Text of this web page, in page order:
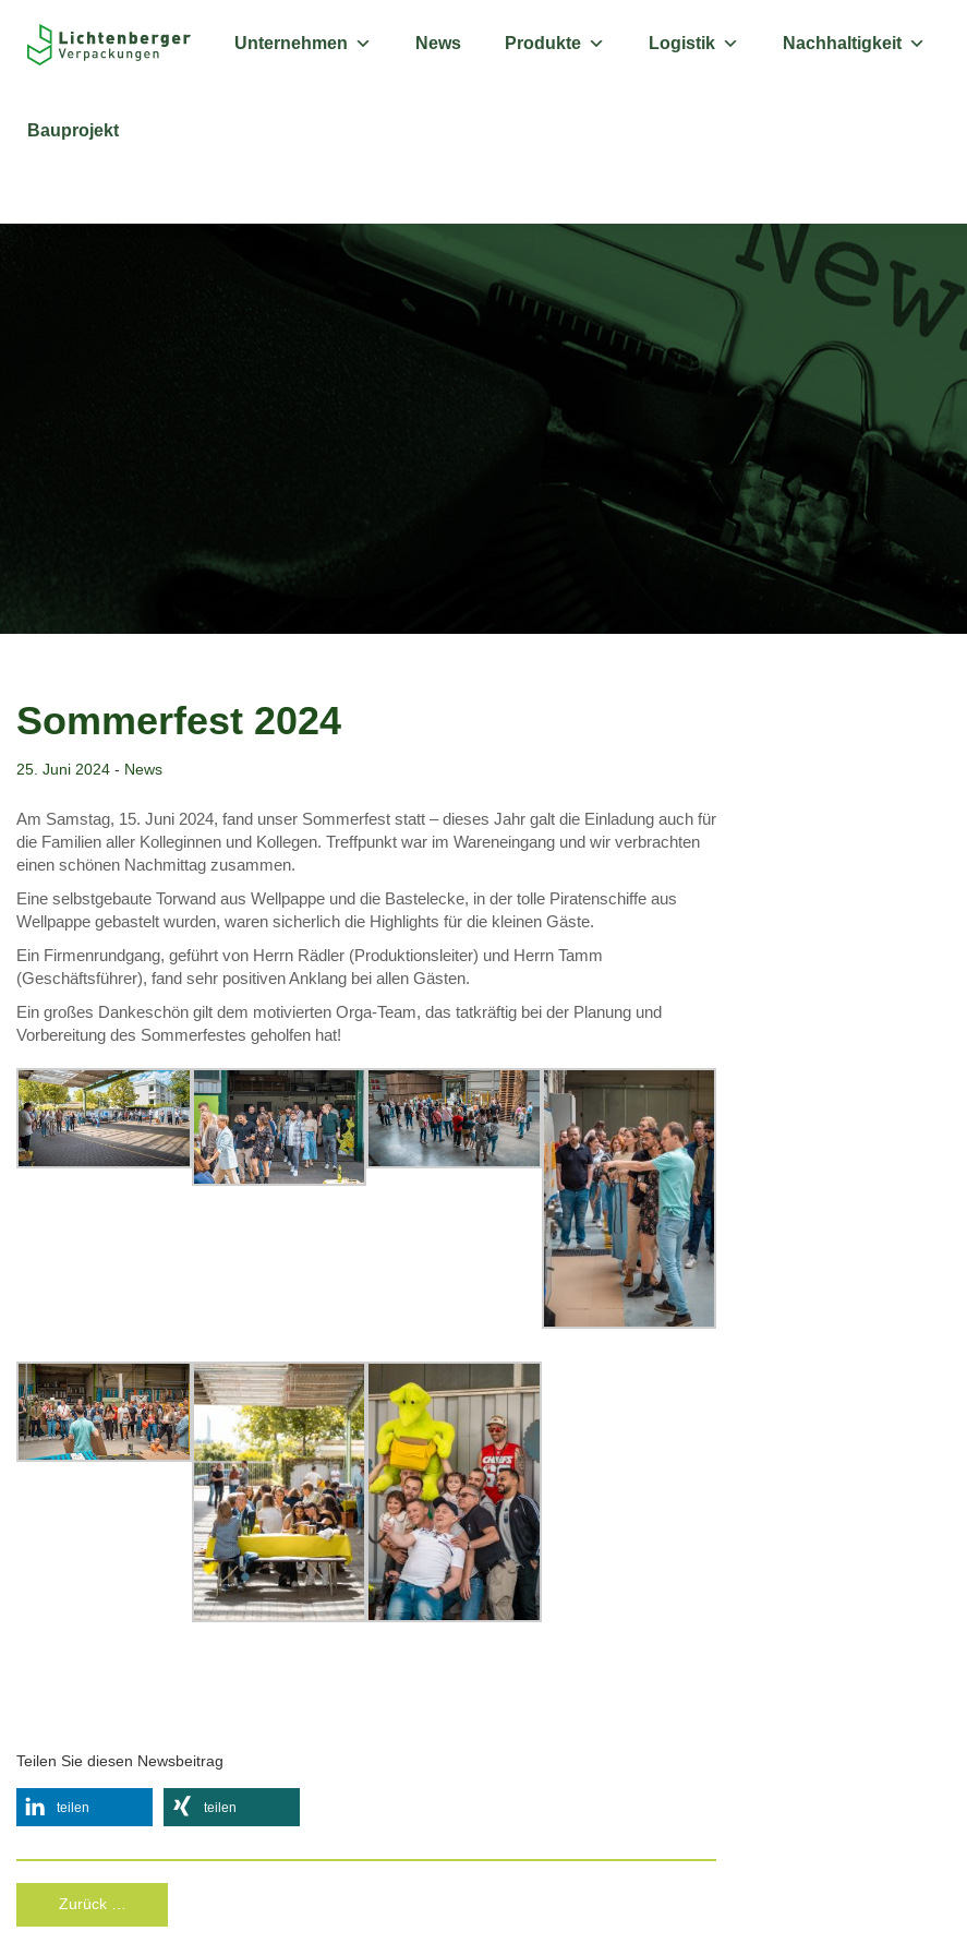
Unternehmen News Produkte Logistik Nachhaltigkeit
Bauprojekt
Sommerfest 2024
25. Juni 2024 - News
Am Samstag, 15. Juni 2024, fand unser Sommerfest statt – dieses Jahr galt die Einladung auch für
die Familien aller Kolleginnen und Kollegen. Treffpunkt war im Wareneingang und wir verbrachten
einen schönen Nachmittag zusammen.
Eine selbstgebaute Torwand aus Wellpappe und die Bastelecke, in der tolle Piratenschiffe aus
Wellpappe gebastelt wurden, waren sicherlich die Highlights für die kleinen Gäste.
Ein Firmenrundgang, geführt von Herrn Rädler (Produktionsleiter) und Herrn Tamm
(Geschäftsführer), fand sehr positiven Anklang bei allen Gästen.
Ein großes Dankeschön gilt dem motivierten Orga-Team, das tatkräftig bei der Planung und
Vorbereitung des Sommerfestes geholfen hat!
Teilen Sie diesen Newsbeitrag
teilen teilen
Zurück …